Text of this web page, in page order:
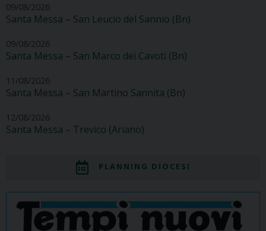
09/08/2026
Santa Messa – San Leucio del Sannio (Bn)
09/08/2026
Santa Messa – San Marco dei Cavoti (Bn)
11/08/2026
Santa Messa – San Martino Sannita (Bn)
12/08/2026
Santa Messa – Trevico (Ariano)
PLANNING DIOCESI